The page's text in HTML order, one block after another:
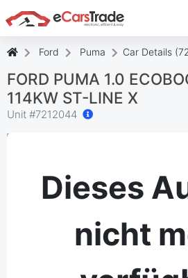
Installieren Sie die
sie zu Ihrem Startbildschirm
Ford Puma Car Details
FORD PUMA 1.0
114KW ST-LINE X
Unit #7212044
Dieses
nicht